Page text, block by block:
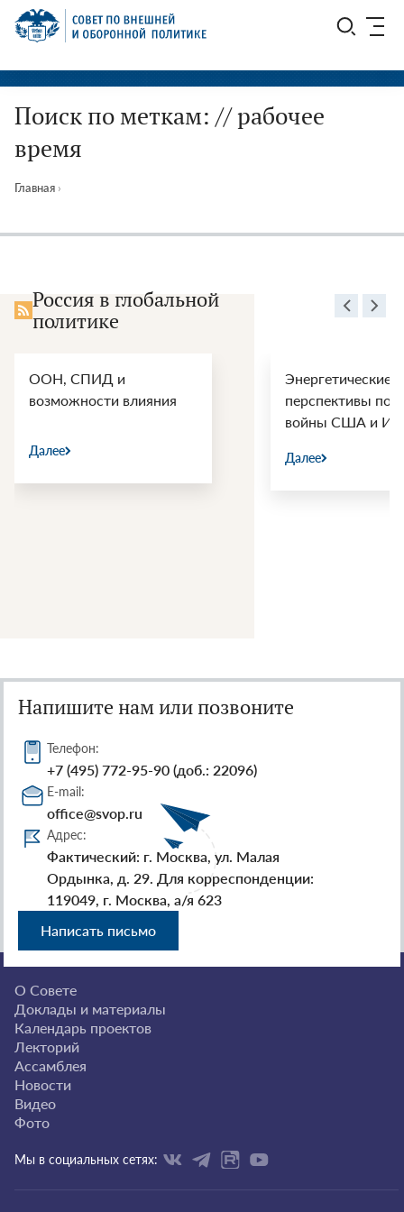
Перейти
СВОП
Поиск по меткам: // рабочее
время
Главная ›
Россия в глобальной
политике
ООН, СПИД и
возможности влияния
Далее
Энергетические
перспективы
войны США и
Далее
Напишите нам или позвоните
Телефон:
+7 (495) 772-95-90 (доб.: 22096)
E-mail:
office@svop.ru
Адрес:
Фактический: г. Москва, ул. Малая
Ордынка, д. 29. Для корреспонденции:
119049, г. Москва, а/я 623
Написать письмо
О Совете
Доклады и материалы
Календарь проектов
Лекторий
Ассамблея
Новости
Видео
Фото
Мы в социальных сетях: